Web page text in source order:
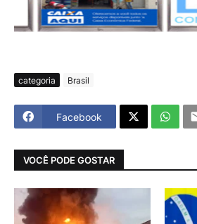
categoria Brasil
Facebook
VOCÊ PODE GOSTAR